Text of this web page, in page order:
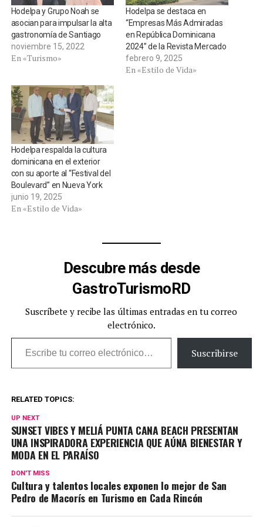
Hodelpa y Grupo Noah se
asocian para impulsar la alta
gastronomía de Santiago
noviembre 15, 2022
En «Turismo»
Hodelpa se destaca en
“Empresas Más Admiradas
en República Dominicana
2024” de la Revista Mercado
febrero 9, 2025
En «Estilo de Vida»
Hodelpa respalda la cultura
dominicana en el exterior
con su aporte al “Festival del
Boulevard” en Nueva York
junio 19, 2025
En «Estilo de Vida»
Descubre más desde
GastroTurismoRD
Suscríbete y recibe las últimas entradas en tu correo
electrónico.
Escribe tu correo electrónico…
Suscribirse
RELATED TOPICS:
UP NEXT
SUNSET VIBES Y MELIÁ PUNTA CANA BEACH PRESENTAN
UNA INSPIRADORA EXPERIENCIA QUE AÚNA BIENESTAR Y
MODA EN EL PARAÍSO
DON'T MISS
Cultura y talentos locales exponen lo mejor de San
Pedro de Macorís en Turismo en Cada Rincón